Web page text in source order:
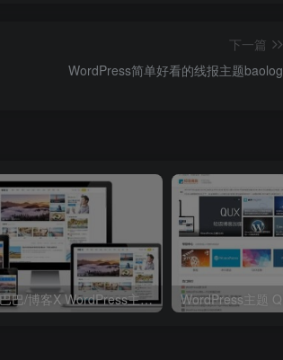
下一篇
WordPress简单好看的线报主题baolog
主题巴巴/博客X WordPress主题模板 V1.3.1破解去授权无限制版